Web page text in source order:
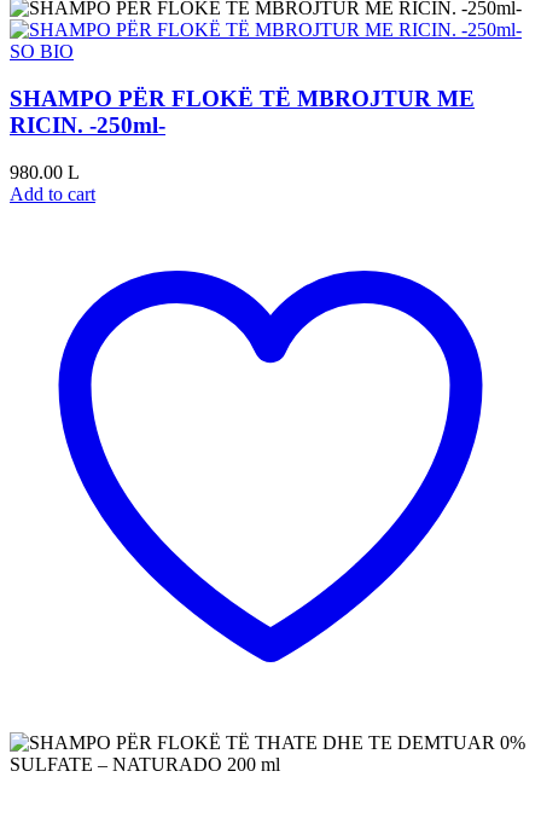
SO BIO
SHAMPO PËR FLOKË TË MBROJTUR ME
RICIN. -250ml-
980.00 L
Add to cart